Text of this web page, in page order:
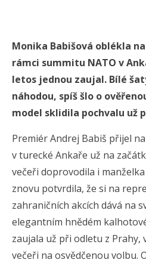
Monika Babišová oblékla
rámci summitu NATO v
letos jednou zaujal. Bílé
náhodou, spíš šlo o
model sklidila pochvalu už
Premiér Andrej Babiš přijel
v turecké Ankaře už na
večeři doprovodila i
znovu potvrdila, že si na
zahraničních akcích dává na
elegantním hnědém
zaujala už při odletu z Prahy,
večeři na osvědčenou volbu.